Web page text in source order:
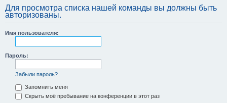
с
Для просмотра списка нашей команды вы должны быть
авторизованы.
Имя пользователя:
Пароль:
Забыли пароль?
Запомнить меня
Скрыть моё пребывание на конференции в этот раз